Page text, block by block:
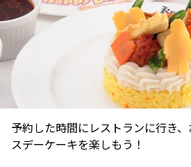
予約した時間にレストランに行き
スデーケーキを楽しもう！